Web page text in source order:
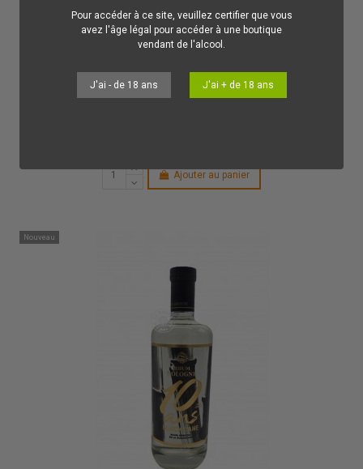
Pour accéder à ce site, veuillez certifier que vous
avez l'âge légal pour accéder à une boutique
vendant de l'alcool.
J'ai - de 18 ans J'ai + de 18 ans
Les Rhums de Tradition Française
Ajouter au panier
Nouveau